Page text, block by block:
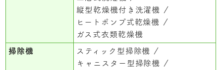
縦型乾燥機付き洗濯機
ヒートポンプ式乾燥機
ガス式衣類乾燥機
掃除機
スティック型掃除機
キャニスター型掃除機